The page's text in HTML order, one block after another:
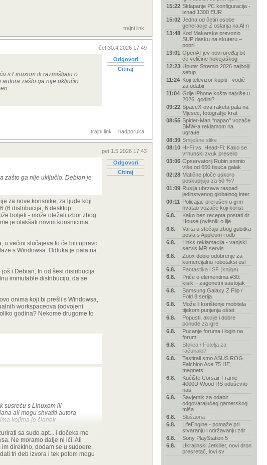
trajni link
čet 30.4.2026 17:49
Odgovori
Citiraj
s Linuxom ili razmišljaju o
zašto ga nije uključio.
trajni link nadporuka
pet 1.5.2026 17:43
Odgovori
Citiraj
zašto ga nije uključio. Debian je
za nove korisnike, za ljude koji
(6 distribucija, 6 desktop
boljeti - može otežati izbor zbog
je olakšati novim korisnicima
u većini slučajeva to će biti upravo
s Windowsa. Odluka je pala na
i Debian, tri od šest distribucija
immutable distribuciju, da se
onima koji bi prešli s Windowsa,
workspaceova (odvojeni
godina? Nekome drugome to
susreću s Linuxom ili
ali mogu shvatiti autora
kojima je članak
sa sudo apt... i dočeka me
Ne moramo dalje ni ići. Ali
direktno, dodam se u sudoere,
tri deb izvora i tek potom mogu
15:22 Sklapanje PC konfiguracija -
iznad 1300 EUR
15:02 Jedna od četiri osobe
generacije Z oslanja na AI n
13:48 Kod Makarske prevozio
SUP dasku na skuteru –
popri
13:01 OpenAI-jev novi uređaj bit
će veličine hokejaškog
12:23 Uputa: Stremio 2026 najbolji
setup
11:24 Koji televizor kupiti - vodič
za odabir
11:04 Gdje iPhone košta najviše u
2026. godini?
09:22 SpaceX-ova raketa pala na
Mjesec, fotografije krat
08:55 Spider-Man "napao" vozače
BMW-a reklamom na
ugrađe
08:39 Smiješne slike
08:10 Hi-Fi vs. Head-Fi: Kako se
vrhunski zvuk preselio
03:06 Opservatorij Rubin snimio
više od 650 tisuća galak
02:28 Matične ploče uskoro
poskupljuju za 50 %?
01:09 Rusija ubrzava raspad
jedinstvenog globalnog inter
00:11 Policajac prerušen u grm
hvatao vozače koji korist
6.8.
Kako bez recepta postati dr.
House (ovisnik o lije
6.8.
Varta u stečaju zbog gubitka
posla s Appleom i odb
6.8.
Links reklamacija - vanjski
servis MR servis
6.8.
Zoox dobio odobrenje za
komercijalnu robotaksi usl
6.8.
Fantastika i SF (knjige)
6.8.
Priče o elementima #30:
kisik – zagonetni sastojak
6.8.
Samsung Galaxy Z Flip /
Fold 8 serija
6.8.
Može li korištenje mobitela
tijekom punjenja oštet
6.8.
Popusti, akcije i dobre
ponude za igre
6.8.
Pucanje foruma i login na
forum
6.8.
Stolica / Fotelja za
računalo?
6.8.
Testirali smo ASUS ROG
Falchion Ace 75 HE,
magnets
6.8.
Kućište Corsair Frame
4000D Wood RS oduševilo
nas
6.8.
Savjetnik za odabir
odgovarajućeg gamerskog
miša
6.8.
Slušaona
6.8.
LifeEngine - pomaže pri
stvaranju i održavanju zdr
6.8.
Sony PlayStation 5
6.8.
Ukrajinski Jetkiller, novi dron
presretač, lovi sv